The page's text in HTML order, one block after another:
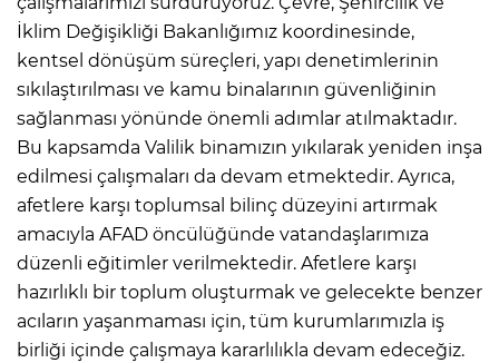
İklim Değişikliği Bakanlığımız koordinesinde,
kentsel dönüşüm süreçleri, yapı denetimlerinin
sıkılaştırılması ve kamu binalarının güvenliğinin
sağlanması yönünde önemli adımlar atılmaktadır.
Bu kapsamda Valilik binamızın yıkılarak yeniden inşa
edilmesi çalışmaları da devam etmektedir. Ayrıca,
afetlere karşı toplumsal bilinç düzeyini artırmak
amacıyla AFAD öncülüğünde vatandaşlarımıza
düzenli eğitimler verilmektedir. Afetlere karşı
hazırlıklı bir toplum oluşturmak ve gelecekte benzer
acıların yaşanmaması için, tüm kurumlarımızla iş
birliği içinde çalışmaya kararlılıkla devam edeceğiz.